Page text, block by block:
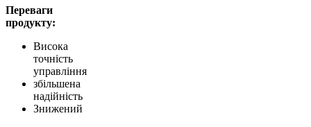
Переваги
продукту:
Висока
точність
управління
збільшена
надійність
Знижений